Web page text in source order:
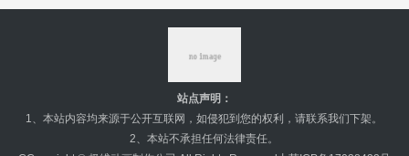
站点声明：
1、本站内容均来源于公开互联网，如侵犯到您的权利，请联系我们下架。
2、本站不承担任何法律责任。